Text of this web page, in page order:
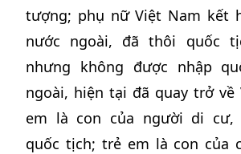
tượng; phụ nữ Việt Nam kết
nước ngoài, đã thôi quốc
nhưng không được nhập
ngoài, hiện tại đã quay trở về
em là con của người di cư,
quốc tịch; trẻ em là con của